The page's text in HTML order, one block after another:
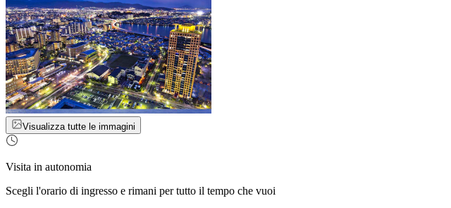
Visualizza tutte le immagini
Visita in autonomia
Scegli l'orario di ingresso e rimani per tutto il tempo che vuoi